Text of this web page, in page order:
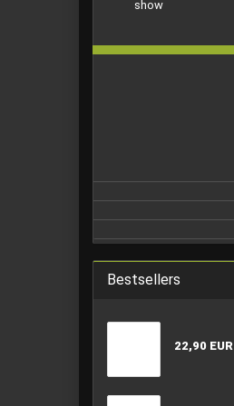
show
Bestsellers
22,90 EUR